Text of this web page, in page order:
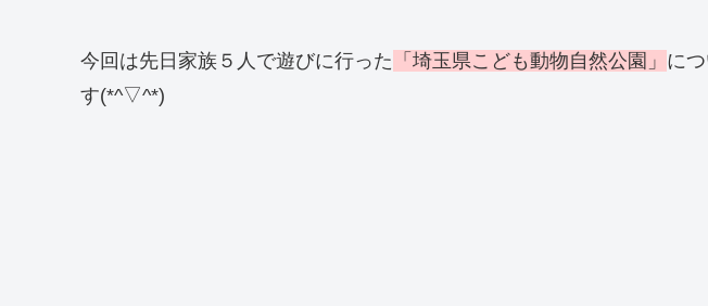
今回は先日家族５人で遊びに行った 「埼玉県こども動物自然公園」 に
す(*^▽^*)